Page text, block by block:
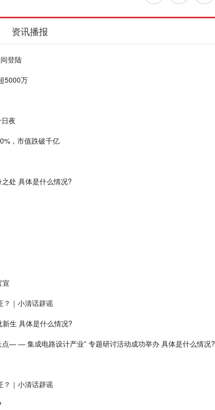
资讯播报
登陆
5000万
夜
，市值跌破千亿
处 具体是什么情况?
宣
？｜小清话辟谣
生 具体是什么情况?
— — 集成电路设计产业” 专题研讨活动成功举办 具体是什么情况?
？｜小清话辟谣